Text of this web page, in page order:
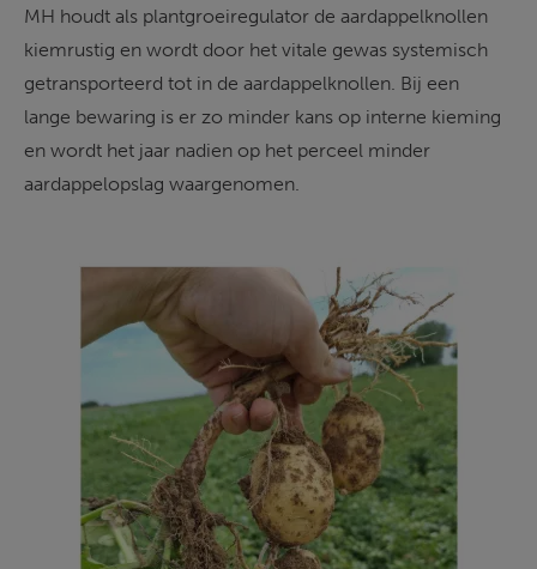
MH houdt als plantgroeiregulator de aardappelknollen
kiemrustig en wordt door het vitale gewas systemisch
getransporteerd tot in de aardappelknollen. Bij een
lange bewaring is er zo minder kans op interne kieming
en wordt het jaar nadien op het perceel minder
aardappelopslag waargenomen.